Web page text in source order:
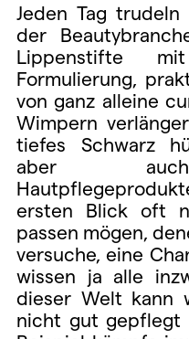
Jeden Tag
der
Lippenstifte
Formulierung,
von ganz alleine
Wimpern
tiefes Schwarz
aber auch
ersten Blick oft
passen mögen,
versuche, eine
wissen ja alle
dieser Welt kann
nicht gut gepflegt